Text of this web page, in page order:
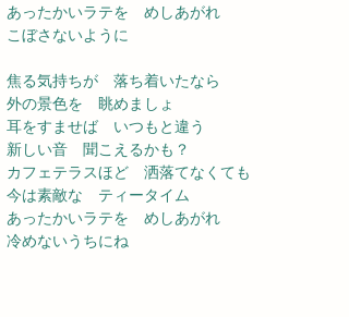
あったかいラテを　めしあがれ
こぼさないように
焦る気持ちが　落ち着いたなら
外の景色を　眺めましょ
耳をすませば　いつもと違う
新しい音　聞こえるかも？
カフェテラスほど　洒落てなくても
今は素敵な　ティータイム
あったかいラテを　めしあがれ
冷めないうちにね